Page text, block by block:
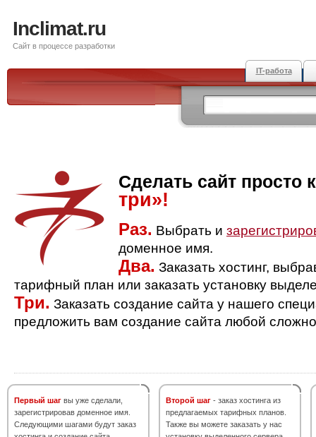
Inclimat.ru
Сайт в процессе разработки
IT-работа
Сделать сайт просто
три»!
Раз. Выбрать и
доменное имя.
Два. Заказать хостинг,
тарифный план или заказать установку
Три. Заказать создание сайта у нашего
предложить вам создание сайта любой
Первый шаг вы уже сделали,
зарегистрировав доменное имя.
Следующими шагами будут заказ
Второй шаг - заказ хостинга из
предлагаемых тарифных планов.
Также вы можете заказать у нас